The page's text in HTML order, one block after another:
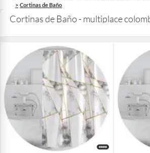
Cortinas de Baño
Cortinas de Baño - multiplace